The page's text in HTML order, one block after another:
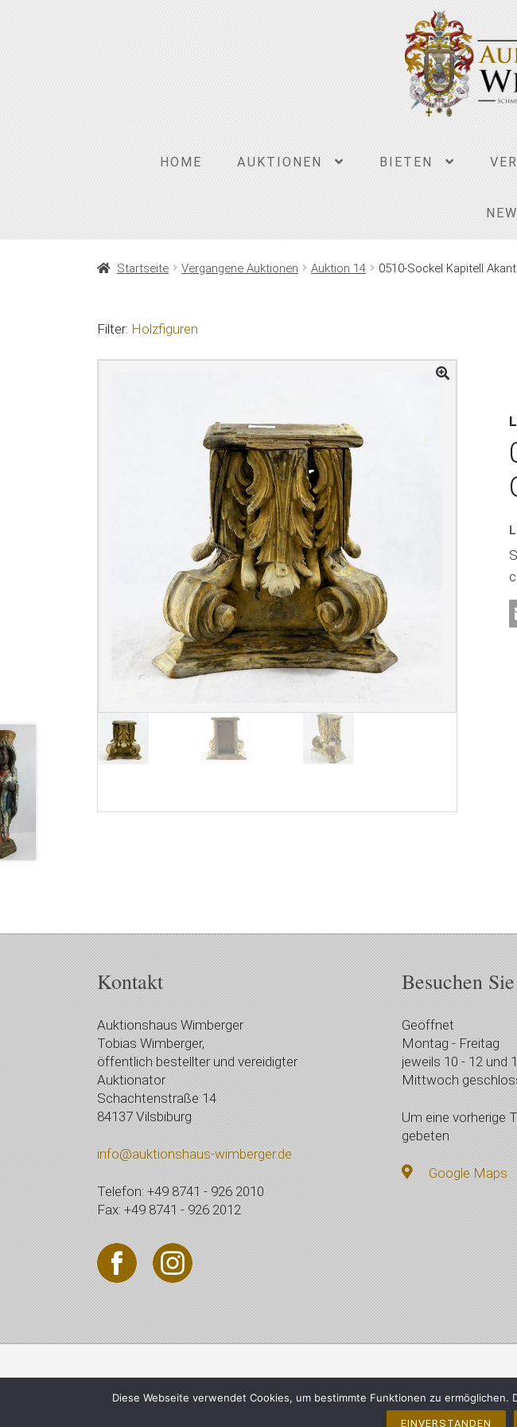
HOME AUKTIONEN BIETEN
Startseite Vergangene Auktionen Auktion 14 0510-Sockel Kapitell
Filter: Holzfiguren
Kontakt
Auktionshaus Wimberger
Tobias Wimberger,
öffentlich bestellter und vereidigter
Auktionator
Schachtenstraße 14
84137 Vilsbiburg
info@auktionshaus-wimberger.de
Telefon: +49 8741 - 926 2010
Fax: +49 8741 - 926 2012
Besuchen
Geöffnet
Montag - Freitag
jeweils 10 - 12 und
Mittwoch
Um eine vorherige
gebeten
Google Maps
© 2021 Auktionshaus Wimberger, Vilsbiburg - Alle
Diese Webseite verwendet Cookies, um bestimmte Funktionen zu
EINVERSTANDEN